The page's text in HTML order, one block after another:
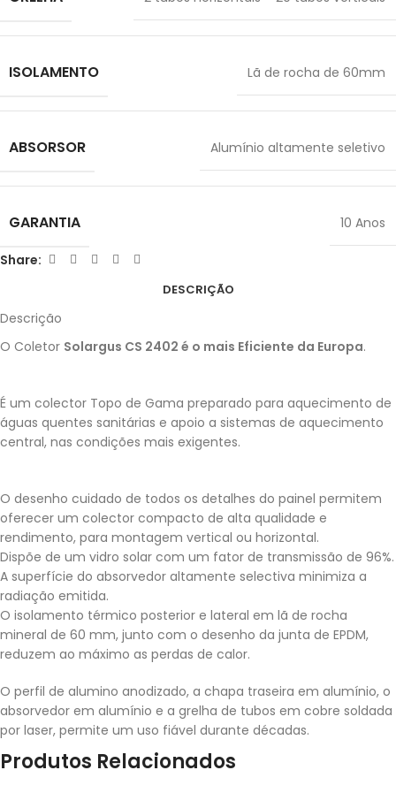
ISOLAMENTO Lã de rocha de 60mm
ABSORSOR Alumínio altamente seletivo
GARANTIA 10 Anos
Share:
DESCRIÇÃO
Descrição
O Coletor Solargus CS 2402 é o mais Eficiente da Europa.
É um colector Topo de Gama preparado para aquecimento de
águas quentes sanitárias e apoio a sistemas de aquecimento
central, nas condições mais exigentes.
O desenho cuidado de todos os detalhes do painel permitem
oferecer um colector compacto de alta qualidade e
rendimento, para montagem vertical ou horizontal.
Dispõe de um vidro solar com um fator de transmissão de 96%.
A superfície do absorvedor altamente selectiva minimiza a
radiação emitida.
O isolamento térmico posterior e lateral em lã de rocha
mineral de 60 mm, junto com o desenho da junta de EPDM,
reduzem ao máximo as perdas de calor.
O perfil de alumino anodizado, a chapa traseira em alumínio, o
absorvedor em alumínio e a grelha de tubos em cobre soldada
por laser, permite um uso fiável durante décadas.
Produtos Relacionados